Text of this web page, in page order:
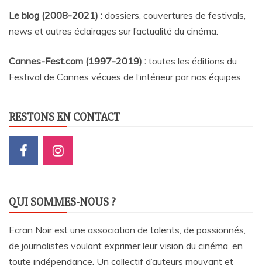
Le blog (2008-2021) : dossiers, couvertures de festivals,
news et autres éclairages sur l’actualité du cinéma
Cannes-Fest.com (1997-2019) : toutes les éditions du
Festival de Cannes vécues de l’intérieur par nos équipes.
RESTONS EN CONTACT
QUI SOMMES-NOUS ?
Ecran Noir est une association de talents, de passionnés,
de journalistes voulant exprimer leur vision du cinéma, en
toute indépendance. Un collectif d’auteurs mouvant et